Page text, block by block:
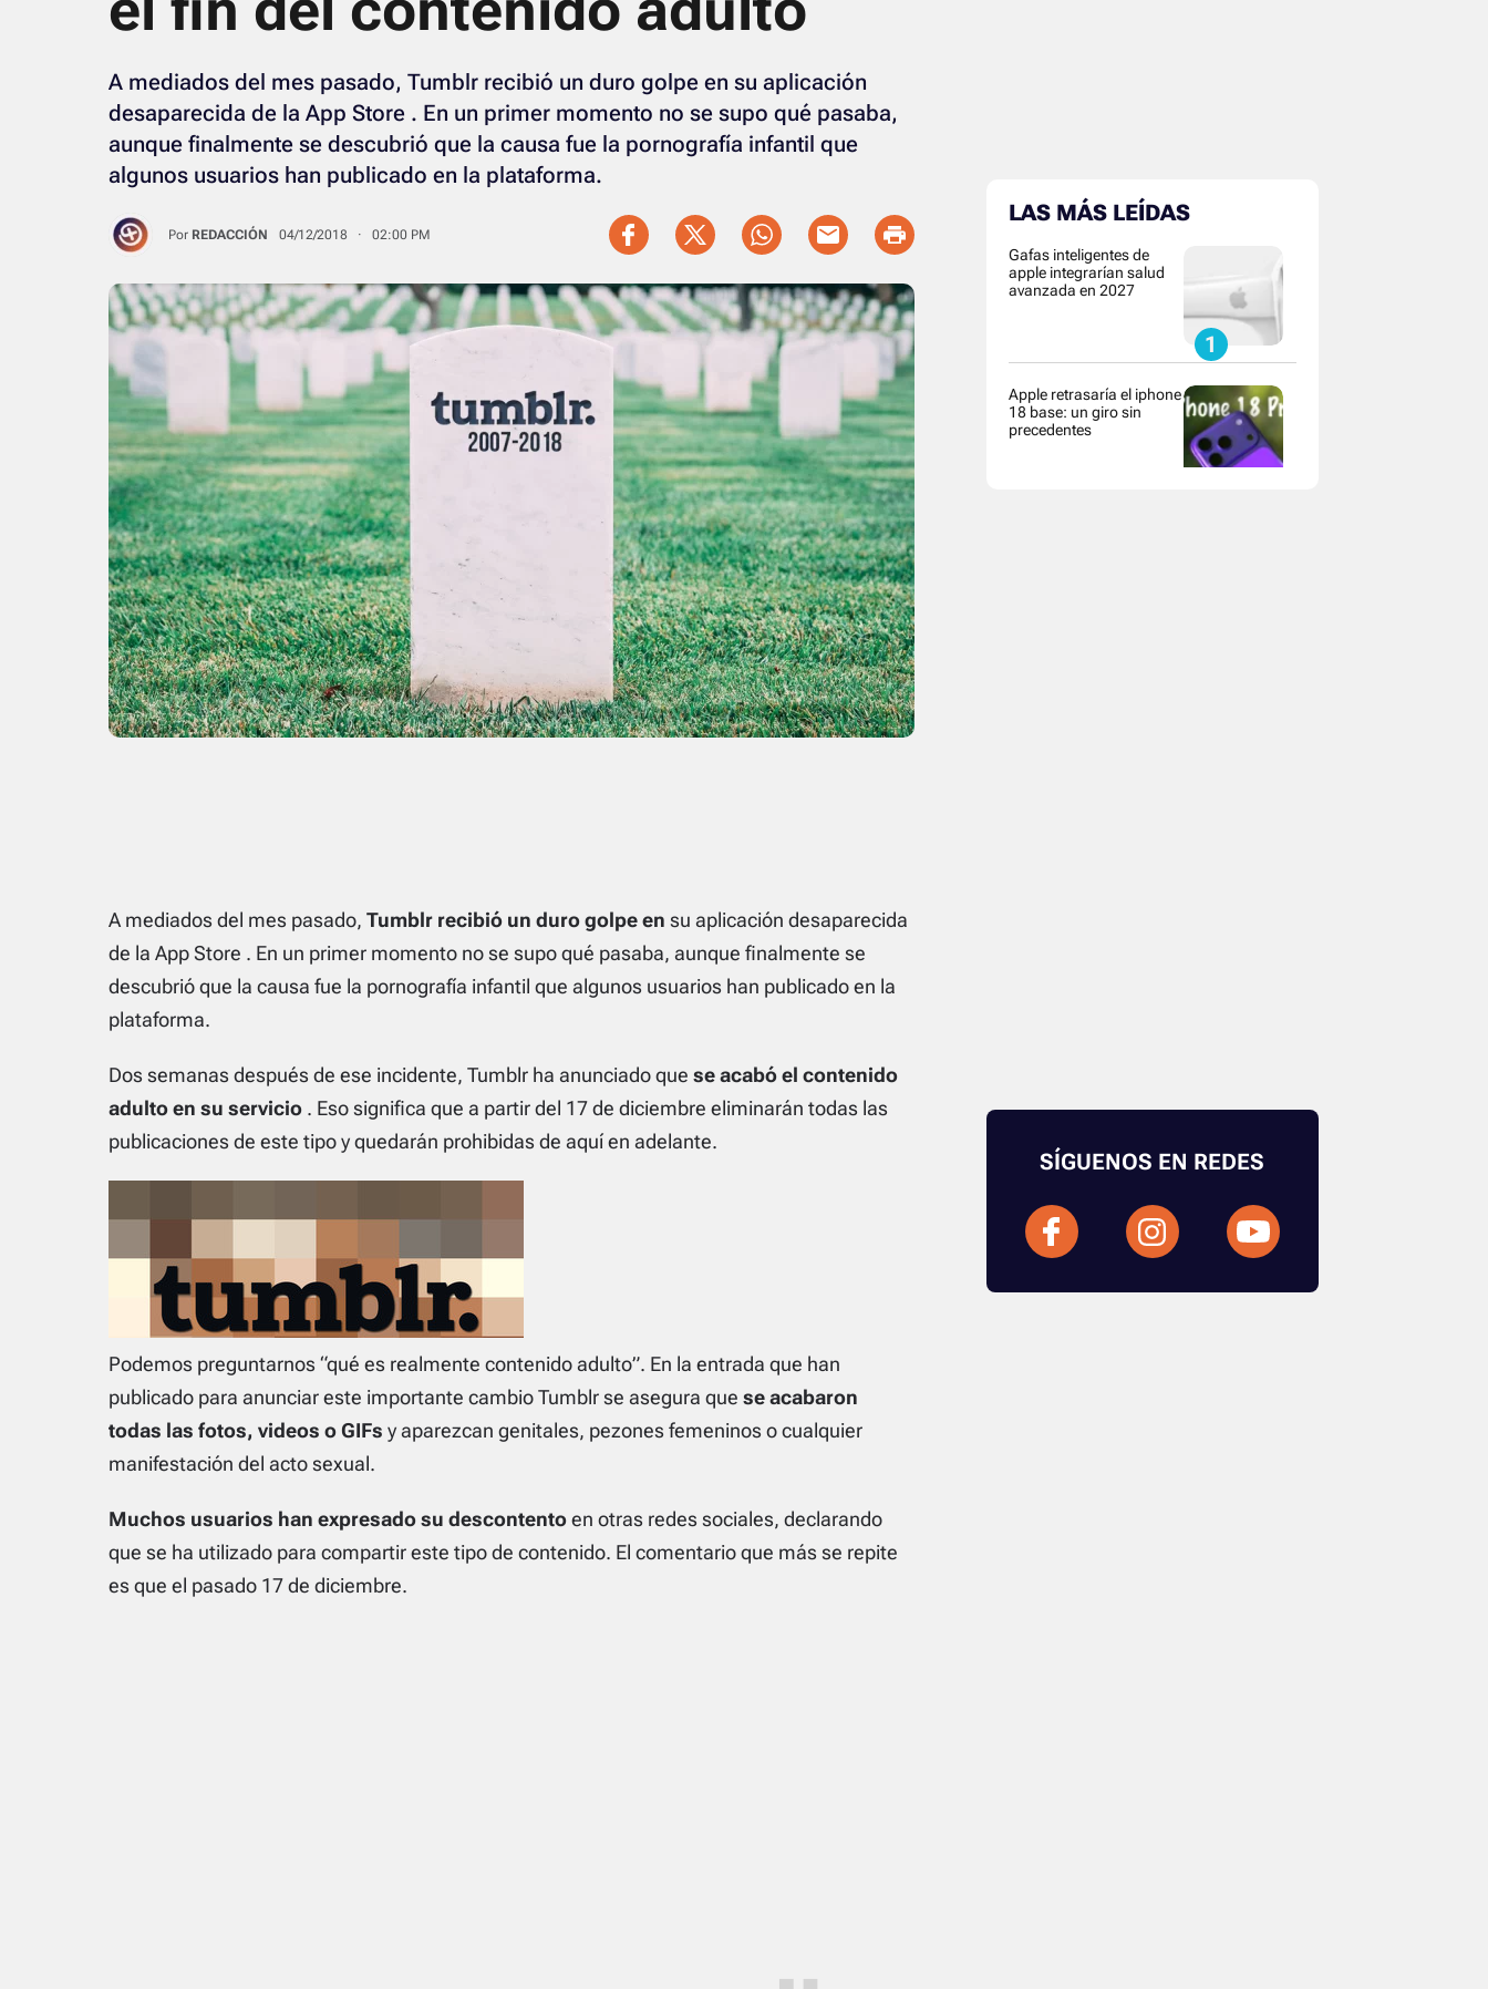
A mediados del mes pasado, Tumblr recibió un duro golpe en su aplicación
desaparecida de la App Store . En un primer momento no se supo qué pasaba,
aunque finalmente se descubrió que la causa fue la pornografía infantil que
algunos usuarios han publicado en la plataforma.
Por REDACCIÓN 04/12/2018 · 02:00 PM
A mediados del mes pasado, Tumblr recibió un duro golpe en su aplicación desaparecida
de la App Store . En un primer momento no se supo qué pasaba, aunque finalmente se
descubrió que la causa fue la pornografía infantil que algunos usuarios han publicado en la
plataforma.
Dos semanas después de ese incidente, Tumblr ha anunciadoque se acabó el contenido
adulto en su servicio. Eso significa que a partir del 17 de diciembre eliminarán todas las
publicaciones de este tipo y quedarán prohibidas de aquí en adelante.
Podemos preguntarnos “qué es realmente contenido adulto”. En la entrada que han
publicado para anunciar este importante cambio Tumblr se asegura que se acabaron
todas las fotos, videos o GIFs y aparezcan genitales, pezones femeninos o cualquier
manifestación del acto sexual.
Muchos usuarios han expresado su descontentoen otras redes sociales, declarando
que se ha utilizado para compartir este tipo de contenido. El comentario que más se repite
es que el pasado 17 de diciembre.
LAS MÁS LEÍDAS
Gafas inteligentes de
apple integrarían salud
avanzada en 2027
Apple retrasaría el iphone
18 base: un giro sin
precedentes
SÍGUENOS EN REDES